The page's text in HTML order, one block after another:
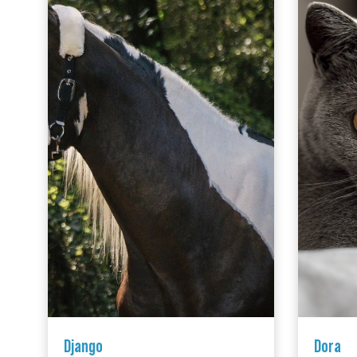
Django Dora